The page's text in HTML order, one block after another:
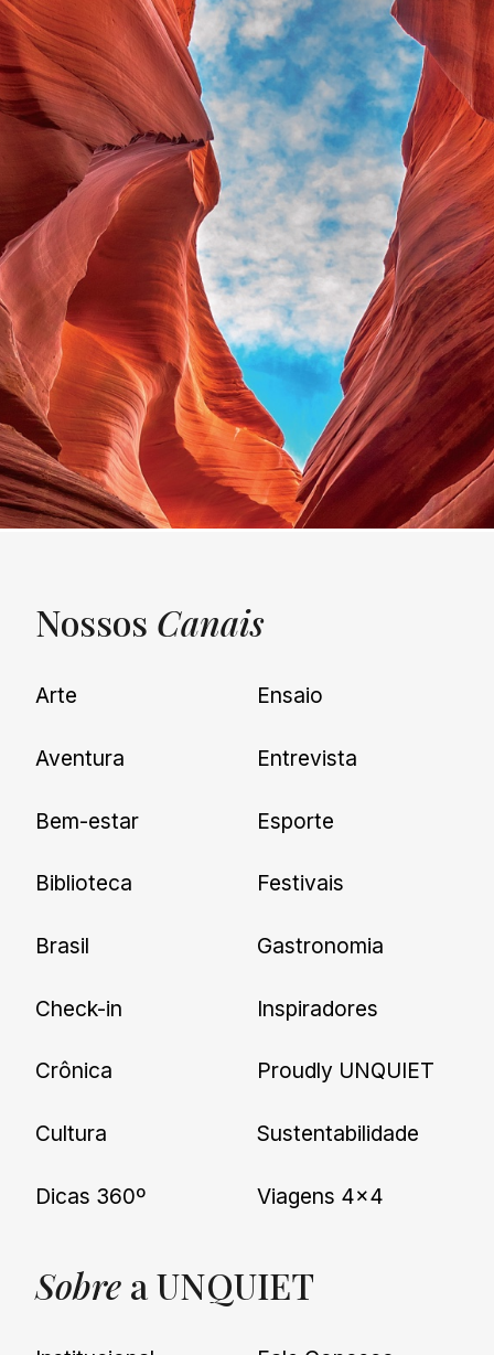
UNQUIET
Newsletter
nossas novidades.
Nossos Canais
Arte
Aventura
Bem-estar
Biblioteca
Brasil
Check-in
Crônica
Cultura
Dicas 360º
Ensaio
Entrevista
Esporte
Festivais
Gastronomia
Inspiradores
Proudly UNQUIET
Sustentabilidade
Viagens 4×4
Sobre a UNQUIET